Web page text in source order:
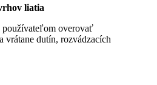
liatia
používateľom overovať
vrátane dutín, rozvádzacích